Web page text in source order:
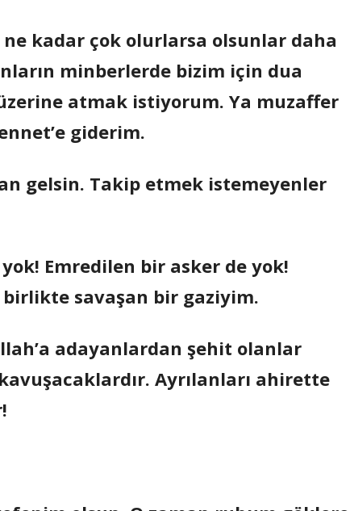
kadar çok olurlarsa olsunlar daha
minberlerde bizim için dua
atmak istiyorum. Ya muzaffer
giderim.
gelsin. Takip etmek istemeyenler
Emredilen bir asker de yok!
savaşan bir gaziyim.
adayanlardan şehit olanlar
Ayrılanları ahirette